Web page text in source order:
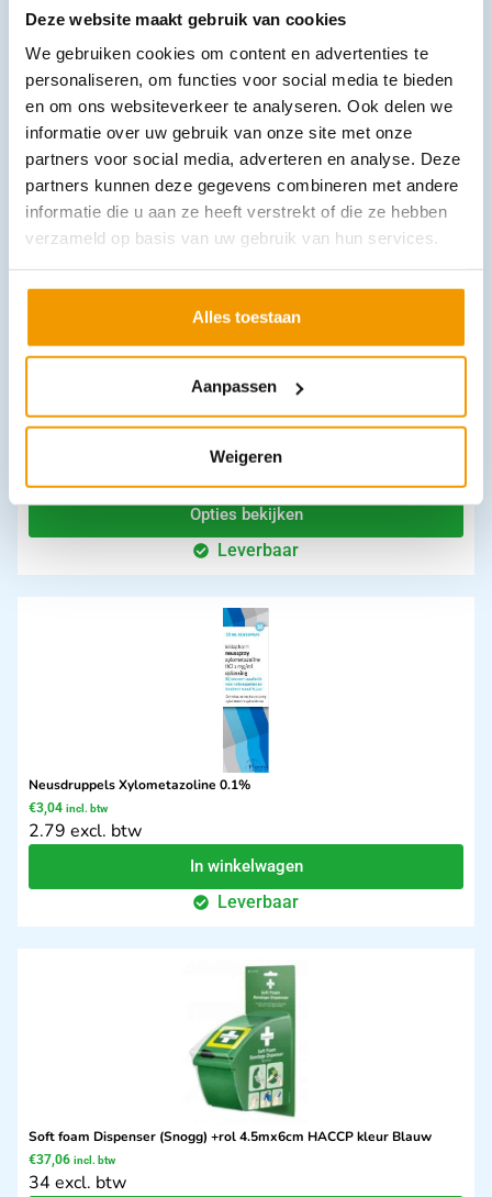
Deze website maakt gebruik van cookies
We gebruiken cookies om content en advertenties te
personaliseren, om functies voor social media te bieden
en om ons websiteverkeer te analyseren. Ook delen we
informatie over uw gebruik van onze site met onze
partners voor social media, adverteren en analyse. Deze
partners kunnen deze gegevens combineren met andere
informatie die u aan ze heeft verstrekt of die ze hebben
verzameld op basis van uw gebruik van hun services.
Alles toestaan
Aanpassen
Weigeren
Disposable deken NOBAKARP basic afmeting 120 x 190 cm
€2,06 – €4,60 incl. btw
1.7 excl. btw
Opties bekijken
Leverbaar
Slipper disposable
1.05 excl. btw
Opties bekijken
Leverbaar
Neusdruppels Xylometazoline 0.1%
€3,04 incl. btw
2.79 excl. btw
In winkelwagen
Leverbaar
Soft foam Dispenser (Snogg) +rol 4.5mx6cm HACCP kleur Blauw
€37,06 incl. btw
34 excl. btw